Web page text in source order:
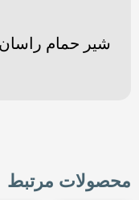
شیر حمام
محصولات مرتبط